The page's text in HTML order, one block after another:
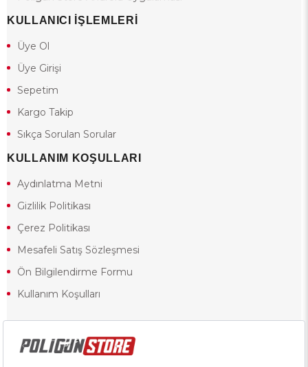
KULLANICI İŞLEMLERİ
Üye Ol
Üye Girişi
Sepetim
Kargo Takip
Sıkça Sorulan Sorular
KULLANIM KOŞULLARI
Aydınlatma Metni
Gizlilik Politikası
Çerez Politikası
Mesafeli Satış Sözleşmesi
Ön Bilgilendirme Formu
Kullanım Koşulları
18 yaşından küçük olduğunuz halde siteye girerseniz ve mesafeli satış
kısıtlamalardan dolayı oluşabilecek herhangi bir durumda doğacak yasal
sorumluluk ve yükümlülükler tamamen tarafınıza ait olacak ve cezai